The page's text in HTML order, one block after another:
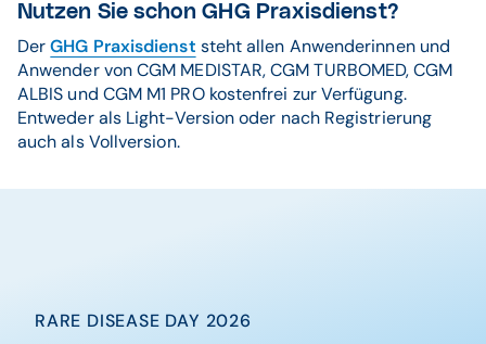
Nutzen Sie schon GHG Praxisdienst?
DerGHG Praxisdienst steht allen Anwenderinnen und
Anwender von CGM MEDISTAR, CGM TURBOMED, CGM
ALBIS und CGM M1 PRO kostenfrei zur Verfügung.
Entweder als Light-Version oder nach Registrierung
auch als Vollversion.
RARE DISEASE DAY 2026